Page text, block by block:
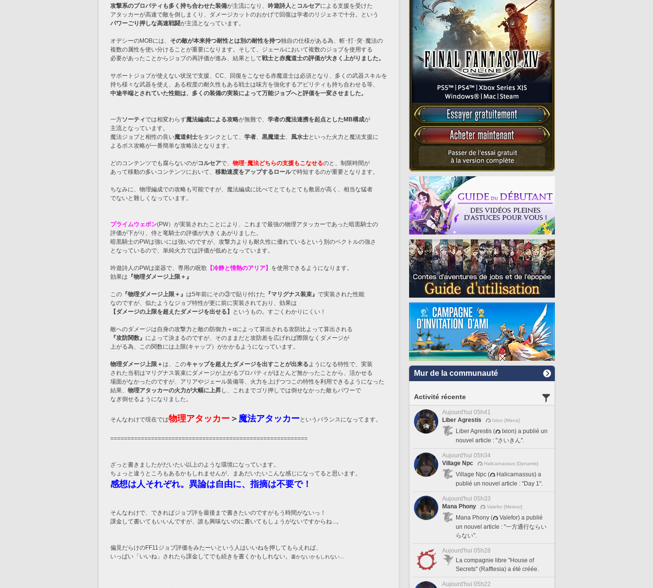
攻撃系のプロパティも多く持ち合わせた装備が主流になり、 吟遊詩人 と コルセアによる支援を受けた
アタッカーが高速で敵を倒しまくり、ダメージカットのおかげで回復は学者のリジェネで十分。という
パワーごり押しな高速戦闘が主流となっています。
オデシーのMOBには、 その敵が本来持つ耐性とは別の耐性を持つ独自の仕様がある為、斬･打･突･魔法の
複数の属性を使い分けることが重要になります。そして、ジェールにおいて複数のジョブを使用する
必要があったことからジョブの再評価が進み、結果として戦士と赤魔道士の評価が大きく上がりました。
サポートジョブが使えない状況で支援、CC、回復をこなせる赤魔道士は必須となり、多くの武器スキルを
持ち様々な武器を使え、ある程度の耐久性もある戦士は味方を強化するアビリティも持ち合わせる等、
中途半端とされていた性能は、多くの装備の実装によって万能ジョブへと評価を一変させました。
一方ソーティでは相変わらず魔法編成による攻略が無難で、 学者の魔法連携を起点としたMB構成が
主流となっています。
魔法ジョブと相性の良い魔道剣士をタンクとして、 学者、 黒魔道士、 風水士といった火力と魔法支援に
よるボス攻略が一番簡単な攻略法となります。
どのコンテンツでも腐らないのがコルセアで、 物理･魔法どちらの支援もこなせるのと、制限時間が
あって移動の多いコンテンツにおいて、 移動速度をアップするロールで時短するのが重要となります。
ちなみに、物理編成での攻略も可能ですが、魔法編成に比べてとてもとても敷居が高く、相当な猛者
でないと難しくなっています。
プライムウェポン(PW）が実装されたことにより、これまで最強の物理アタッカーであった暗黒騎士の
評価が下がり、侍と竜騎士の評価が大きくあがりました。
暗黒騎士のPWは強いには強いのですが、攻撃力よりも耐久性に優れているという別のベクトルの強さ
となっているので、単純火力では評価が低めとなっています。
吟遊詩人のPWは楽器で、専用の呪歌 【冷静と情熱のアリア】 を使用できるようになります。
効果は 『物理ダメージ上限＋』
この 『物理ダメージ上限＋』 は5年前にその③で貼り付けた 『マリグナス装束』 で実装された性能
なのですが、似たようなジョブ特性が更に前に実装されており、効果は
【ダメージの上限を超えたダメージを出せる】
というもの。すごくわかりにくい！
敵へのダメージは自身の攻撃力と敵の防御力＋αによって算出される攻防比よって算出される
『攻防関数』 によって決まるのですが、そのままだと攻防差を広げれば際限なくダメージが
上がる為、この関数には上限(キャップ）がかかるようになっています。
物理ダメージ上限＋は、このキャップを超えたダメージを出すことが出来るようになる特性で、実装
された当初はマリグナス装束にダメージが上がるプロパティがほとんど無かったことから、活かせる
場面がなかったのですが、アリアやジェール装備等、火力を上げつつこの特性を利用できるようになった
結果、 物理アタッカーの火力が大幅に上昇し、これまでゴリ押しでは倒せなかった敵もパワーで
なぎ倒せるようになりました。
そんなわけで現在では物理アタッカー ＞ 魔法アタッカーというバランスになってます。
==========================================================
ざっと書きましたがだいたい以上のような環境になっています。
ちょっと違うところもあるかもしれませんが、まあだいたいこんな感じになってると思います。
感想は人それぞれ。異論は自由に、指摘は不要で！
そんなわけで、できればジョブ評を最後まで書きたいのですがもう時間がないっ！
課金して書いてもいいんですが、誰も興味ないのに書いてもしょうがないですからね...。
偏見だらけのFF11ジョブ評価をみたーいという人はいいねを押してもらえれば、
いっぱい「いいね」されたら課金してでも続きを書くかもしれない。
書かないかもしれない...
Mur de la communauté
Activité récente
Aujourd'hui 05h41
Liber Agrestis
Ixion [Mana]
Liber Agrestis (
Ixion) a publié un
nouvel article : "さいきん".
Aujourd'hui 05h34
Village Npc
Halicarnassus [Dynamis]
Village Npc (
Halicarnassus) a
publié un nouvel article : "Day 1".
Aujourd'hui 05h33
Mana Phony
Valefor [Meteor]
Mana Phony (
Valefor) a publié
un nouvel article : "一方通行ならい
らない".
Aujourd'hui 05h28
La compagnie libre "House of
Secrets" (Rafflesia) a été créée.
Aujourd'hui 05h22